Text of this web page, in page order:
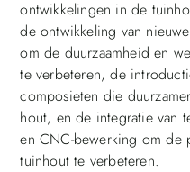
ontwikkelingen in de
de ontwikkeling van
om de duurzaamheid en
te verbeteren, de
composieten die
hout, en de integratie van
en CNC-bewerking om de
tuinhout te verbeteren.